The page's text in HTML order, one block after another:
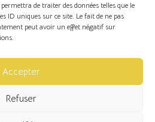
de traiter des données telles que le
ID uniques sur ce site. Le fait de ne pas
peut avoir un effet négatif sur
Accepter
Refuser
d'espace & Décoration
de cookies (UE)